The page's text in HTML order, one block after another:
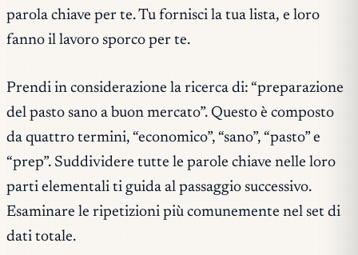
parola chiave per te. Tu fornisci la tua lista, e loro
fanno il lavoro sporco per te.
Prendi in considerazione la ricerca di: “preparazione
del pasto sano a buon mercato”. Questo è composto
da quattro termini, “economico”, “sano”, “pasto” e
“prep”. Suddividere tutte le parole chiave nelle loro
parti elementali ti guida al passaggio successivo.
Esaminare le ripetizioni più comunemente nel set di
dati totale.